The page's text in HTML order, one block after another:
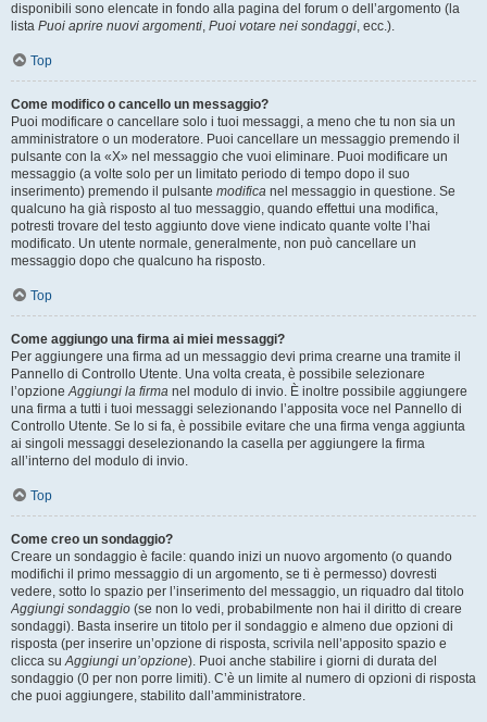
disponibili sono elencate in fondo alla pagina del forum o dell’argomento (la
lista Puoi aprire nuovi argomenti, Puoi votare nei sondaggi, ecc.).
Top
Come modifico o cancello un messaggio?
Puoi modificare o cancellare solo i tuoi messaggi, a meno che tu non sia un
amministratore o un moderatore. Puoi cancellare un messaggio premendo il
pulsante con la «X» nel messaggio che vuoi eliminare. Puoi modificare un
messaggio (a volte solo per un limitato periodo di tempo dopo il suo
inserimento) premendo il pulsante modifica nel messaggio in questione. Se
qualcuno ha già risposto al tuo messaggio, quando effettui una modifica,
potresti trovare del testo aggiunto dove viene indicato quante volte l’hai
modificato. Un utente normale, generalmente, non può cancellare un
messaggio dopo che qualcuno ha risposto.
Top
Come aggiungo una firma ai miei messaggi?
Per aggiungere una firma ad un messaggio devi prima crearne una tramite il
Pannello di Controllo Utente. Una volta creata, è possibile selezionare
l’opzioneAggiungi la firma nel modulo di invio. È inoltre possibile aggiungere
una firma a tutti i tuoi messaggi selezionando l’apposita voce nel Pannello di
Controllo Utente. Se lo si fa, è possibile evitare che una firma venga aggiunta
ai singoli messaggi deselezionando la casella per aggiungere la firma
all’interno del modulo di invio.
Top
Come creo un sondaggio?
Creare un sondaggio è facile: quando inizi un nuovo argomento (o quando
modifichi il primo messaggio di un argomento, se ti è permesso) dovresti
vedere, sotto lo spazio per l’inserimento del messaggio, un riquadro dal titolo
Aggiungi sondaggio (se non lo vedi, probabilmente non hai il diritto di creare
sondaggi). Basta inserire un titolo per il sondaggio e almeno due opzioni di
risposta (per inserire un’opzione di risposta, scrivila nell’apposito spazio e
clicca suAggiungi un’opzione). Puoi anche stabilire i giorni di durata del
sondaggio (0 per non porre limiti). C’è un limite al numero di opzioni di risposta
che puoi aggiungere, stabilito dall’amministratore.